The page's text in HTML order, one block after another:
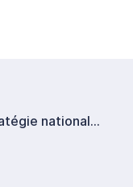
Une stratégie nationale pour prévenir le cancer de la peau au Royaume Uni